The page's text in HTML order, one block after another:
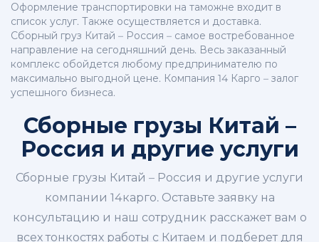
Оформление транспортировки на таможне входит в
список услуг. Также осуществляется и доставка.
Сборный груз Китай – Россия – самое востребованное
направление на сегодняшний день. Весь заказанный
комплекс обойдется любому предпринимателю по
максимально выгодной цене. Компания 14 Карго – залог
успешного бизнеса.
Сборные грузы Китай –
Россия и другие услуги
Сборные грузы Китай – Россия и другие услуги
компании 14карго. Оставьте заявку на
консультацию и наш сотрудник расскажет вам о
всех тонкостях работы с Китаем и подберет для